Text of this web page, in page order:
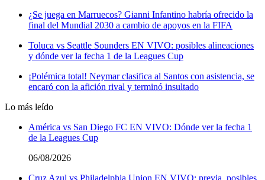
¿Se juega en Marruecos? Gianni Infantino habría ofrecido la
final del Mundial 2030 a cambio de apoyos en la FIFA
Toluca vs Seattle Sounders EN VIVO: posibles alineaciones
y dónde ver la fecha 1 de la Leagues Cup
¡Polémica total! Neymar clasifica al Santos con asistencia, se
encaró con la afición rival y terminó insultado
Lo más leído
América vs San Diego FC EN VIVO: Dónde ver la fecha 1
de la Leagues Cup
06/08/2026
Cruz Azul vs Philadelphia Union EN VIVO: previa, posibles